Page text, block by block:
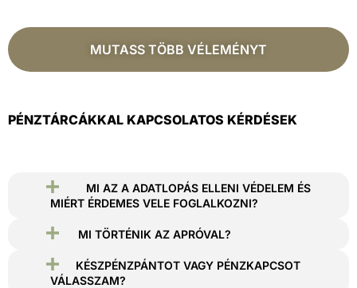
MUTASS TÖBB VÉLEMÉNYT
PÉNZTÁRCÁKKAL KAPCSOLATOS KÉRDÉSEK
MI AZ A ADATLOPÁS ELLENI VÉDELEM ÉS
MIÉRT ÉRDEMES VELE FOGLALKOZNI?
MI TÖRTÉNIK AZ APRÓVAL?
KÉSZPÉNZPÁNTOT VAGY PÉNZKAPCSOT
VÁLASSZAM?